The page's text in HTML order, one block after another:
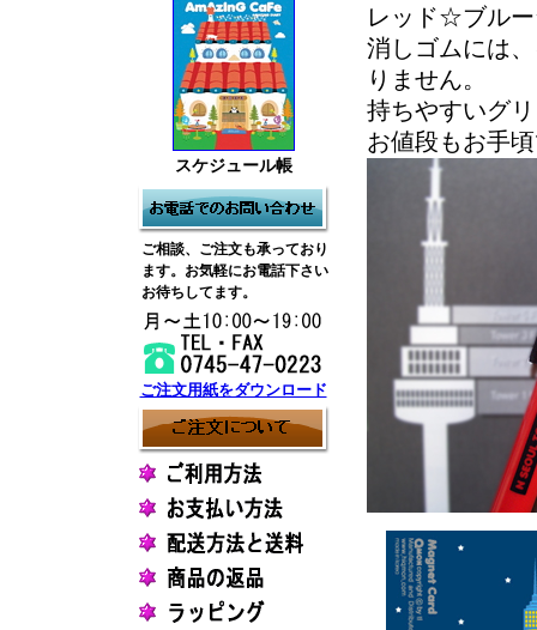
スケジュール帳
ご相談、ご注文も承っており
ます。お気軽にお電話下さい
お待ちしてます。
ご注文用紙をダウンロード
レッド☆ブル
消しゴムには
りません。
持ちやすいグ
お値段もお手